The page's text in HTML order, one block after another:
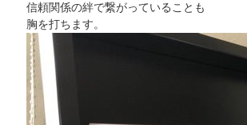
信頼関係の絆で繋がっていることも
胸を打ちます。